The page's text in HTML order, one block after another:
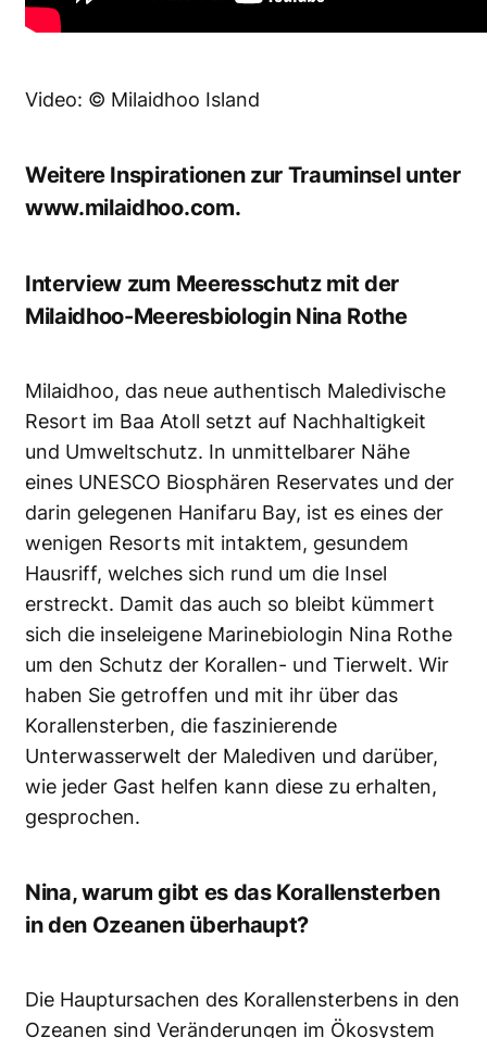
Video: © Milaidhoo Island
Weitere Inspirationen zur Trauminsel unter
www.milaidhoo.com.
Interview zum Meeresschutz mit der
Milaidhoo-Meeresbiologin Nina Rothe
Milaidhoo, das neue authentisch Maledivische
Resort im Baa Atoll setzt auf Nachhaltigkeit
und Umweltschutz. In unmittelbarer Nähe
eines UNESCO Biosphären Reservates und der
darin gelegenen Hanifaru Bay, ist es eines der
wenigen Resorts mit intaktem, gesundem
Hausriff, welches sich rund um die Insel
erstreckt. Damit das auch so bleibt kümmert
sich die inseleigene Marinebiologin Nina Rothe
um den Schutz der Korallen- und Tierwelt. Wir
haben Sie getroffen und mit ihr über das
Korallensterben, die faszinierende
Unterwasserwelt der Malediven und darüber,
wie jeder Gast helfen kann diese zu erhalten,
gesprochen.
Nina, warum gibt es das Korallensterben
in den Ozeanen überhaupt?
Die Hauptursachen des Korallensterbens in den
Ozeanen sind Veränderungen im Ökosystem